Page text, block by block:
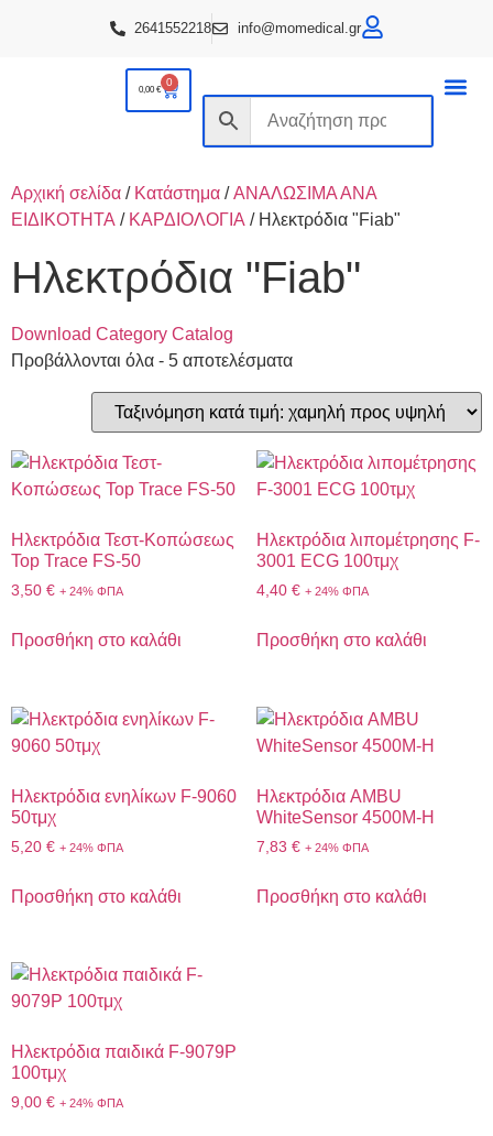
2641552218 info@momedical.gr
0,00 €
0
Αρχική σελίδα / Κατάστημα /ΑΝΑΛΩΣΙΜΑ ΑΝΑ
ΕΙΔΙΚΟΤΗΤΑ / ΚΑΡΔΙΟΛΟΓΙΑ / Ηλεκτρόδια "Fiab"
Ηλεκτρόδια "Fiab"
Download Category Catalog
Προβάλλονται όλα - 5 αποτελέσματα
Ηλεκτρόδια Τεστ-Κοπώσεως
Top Trace FS-50
3,50 € + 24% ΦΠΑ
Προσθήκη στο καλάθι
Ηλεκτρόδια λιπομέτρησης F-
3001 ECG 100τμχ
4,40 € + 24% ΦΠΑ
Προσθήκη στο καλάθι
Ηλεκτρόδια ενηλίκων F-9060
50τμχ
5,20 € + 24% ΦΠΑ
Προσθήκη στο καλάθι
Ηλεκτρόδια AMBU
WhiteSensor 4500M-H
7,83 € + 24% ΦΠΑ
Προσθήκη στο καλάθι
Ηλεκτρόδια παιδικά F-9079P
100τμχ
9,00 € + 24% ΦΠΑ